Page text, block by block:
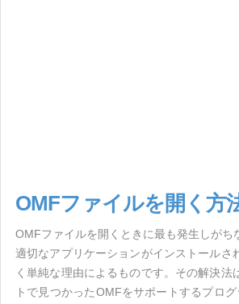
OMFファイルを開く方
OMFファイルを開くときに最も発生しがち
適切なアプリケーションがインストールさ
く単純な理由によるものです。その解決法
トで見つかったOMFをサポートするプロ